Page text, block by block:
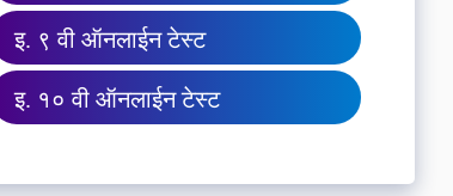
इ. ९ वी ऑनलाईन टेस्ट
इ. १० वी ऑनलाईन टेस्ट